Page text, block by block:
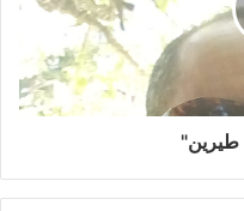
الكورونا، بل سبقت
للأوروبيين
الازمة المالية الديار
بلدان كاليونان و البرتغال و إسبانيا،
طيرين"